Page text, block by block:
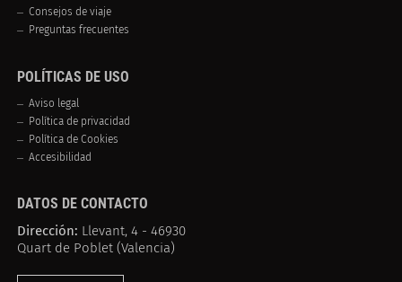
Consejos de viaje
Preguntas frecuentes
POLÍTICAS DE USO
Aviso legal
Política de privacidad
Política de Cookies
Accesibilidad
DATOS DE CONTACTO
Dirección: Llevant, 4 - 46930
Quart de Poblet (Valencia)